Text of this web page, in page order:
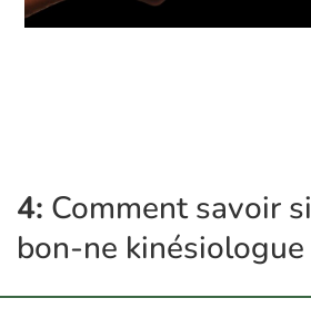
4: Comment savoir
bon-ne kinésiologue